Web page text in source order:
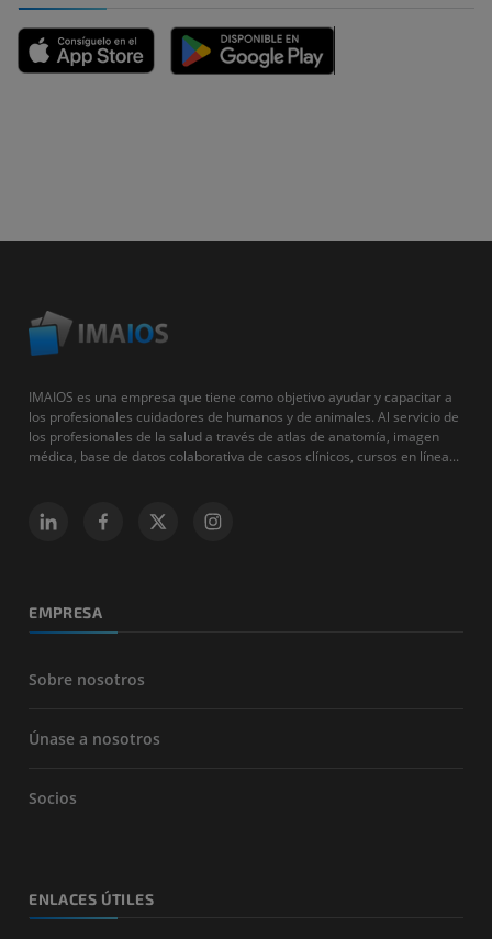
IMAIOS es una empresa que tiene como objetivo ayudar y capacitar a
los profesionales cuidadores de humanos y de animales. Al servicio de
los profesionales de la salud a través de atlas de anatomía, imagen
médica, base de datos colaborativa de casos clínicos, cursos en línea...
EMPRESA
Sobre nosotros
Únase a nosotros
Socios
ENLACES ÚTILES